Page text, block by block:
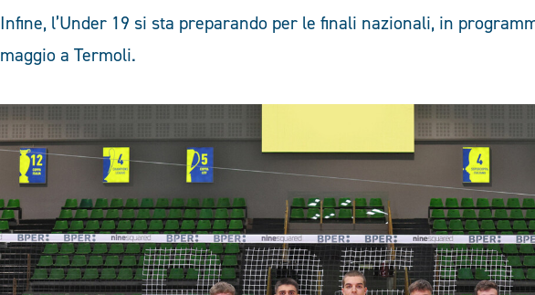
Infine, l’Under 19 si sta preparando per le finali nazionali, in
maggio a Termoli.